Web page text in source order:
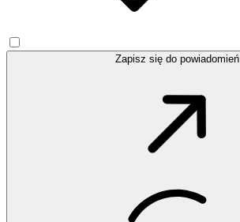
Zapisz się do powiadomień